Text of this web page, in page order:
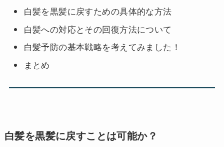
白髪を黒髪に戻すための具体的な方法
白髪への対応とその回復方法について
白髪予防の基本戦略を考えてみました！
まとめ
白髪を黒髪に戻すことは可能か？